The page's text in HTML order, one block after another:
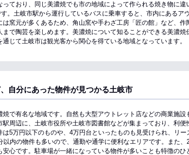
っており、同じ美濃焼でも市の地域によって作られる焼き物に
。土岐市駅から運行しているバスに乗車すると、市内にあるア
は窯元が多くあるため、角山窯や手わざ工房「匠の館」など、作
まで陶芸を楽しめます。美濃焼について知ることができる美濃
通じて土岐市は観光客から関心を得ている地域となっています。
自分にあった物件が見つかる土岐市
焼で有名な地域です。自然も大型アウトレット店などの商業施
駅周辺に、土岐市役所や土岐市図書館などが集まっており、利
は5万円以下のものや、4万円台といったものも見受けられ、リ
以内の物件も多いので、通勤や通学に便利なエリアです。また
安心です。駐車場が一緒になっている物件が多いことも特徴の